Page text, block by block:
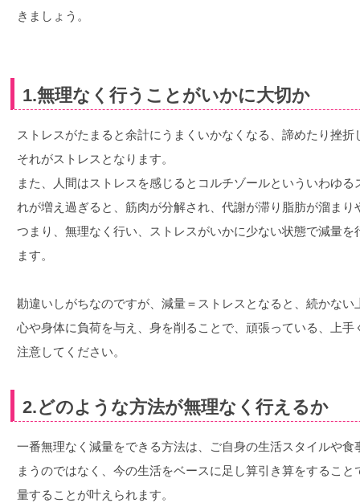
きましょう。
1.無理なく行うことがいかに大切か
ストレスがたまると余計にうまくいかなくなる、諦めたり挫
それがストレスとなります。
また、人間はストレスを感じるとコルチゾールといういわゆ
れが増え過ぎると、筋肉が分解され、代謝が滞り脂肪が溜まり
つまり、無理なく行い、ストレスがいかに少ない状態で減量
ます。
勘違いしがちなのですが、減量＝ストレスとなると、続かな
心や身体に負荷を与え、身を削ることで、頑張っている、上
注意してください。
2.どのような方法が無理なく行えるか
一番無理なく減量をできる方法は、ご自身の生活スタイルや
まうのではなく、今の生活をベースに足し算引き算をするこ
量することが叶えられます。